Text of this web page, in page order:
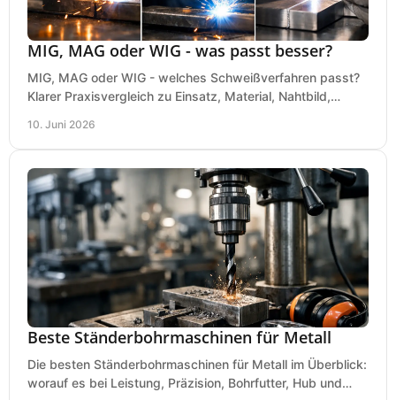
MIG, MAG oder WIG - was passt besser?
MIG, MAG oder WIG - welches Schweißverfahren passt?
Klarer Praxisvergleich zu Einsatz, Material, Nahtbild,
10. Juni 2026
Beste Ständerbohrmaschinen für Metall
Die besten Ständerbohrmaschinen für Metall im Überblick:
worauf es bei Leistung, Präzision, Bohrfutter, Hub und